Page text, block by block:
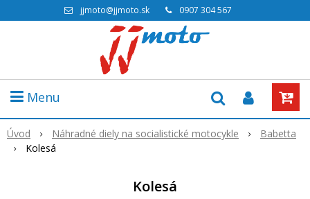
jjmoto@jjmoto.sk 0907 304 567
Menu
Úvod Náhradné diely na socialistické motocykle
Babetta
Kolesá
Kolesá